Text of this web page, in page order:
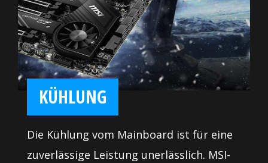
KÜHLUNG
Die Kühlung vom Mainboard ist für eine
zuverlässige Leistung unerlässlich. MSI-